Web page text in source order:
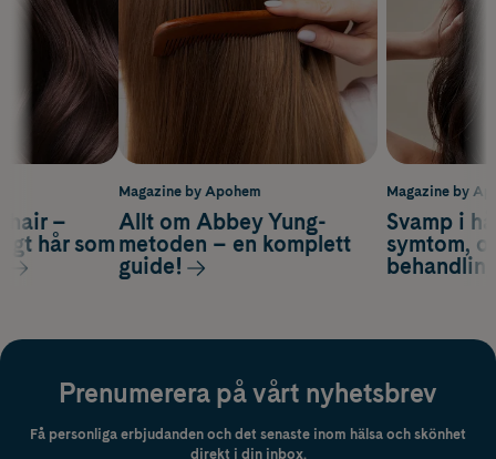
Magazine by
Svamp i
symtom,
hair –
hår som
Magazine by Apohem
Allt om Abbey Yung-
metoden – en komplett
guide!
Prenumerera på vårt nyhetsbrev
Få personliga erbjudanden och det senaste inom hälsa och skönhet
direkt i din inbox.